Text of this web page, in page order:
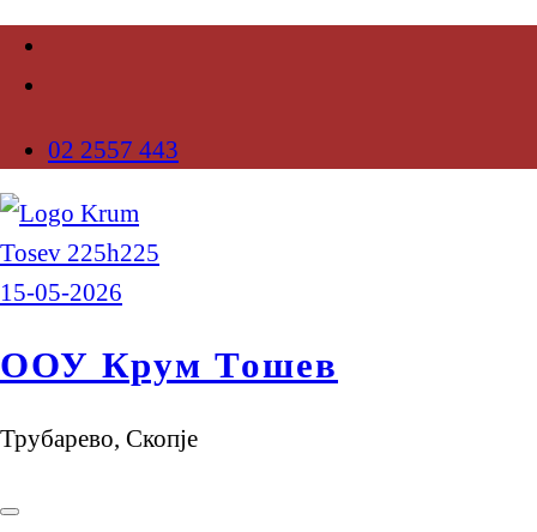
02 2557 443
ООУ Крум Тошев
Трубарево, Скопје